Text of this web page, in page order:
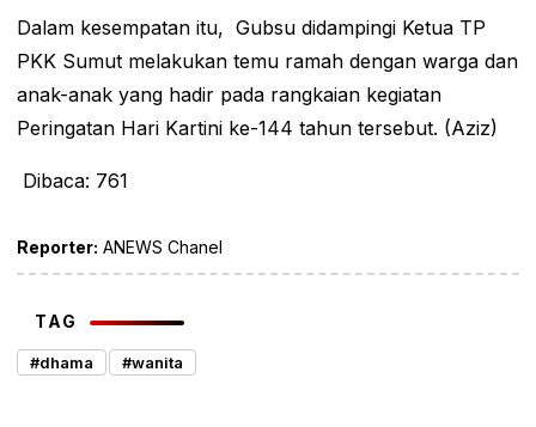
Dalam kesempatan itu, Gubsu didampingi Ketua TP
PKK Sumut melakukan temu ramah dengan warga dan
anak-anak yang hadir pada rangkaian kegiatan
Peringatan Hari Kartini ke-144 tahun tersebut. (Aziz)
Dibaca: 761
Reporter: ANEWS Chanel
TAG
#dhama #wanita